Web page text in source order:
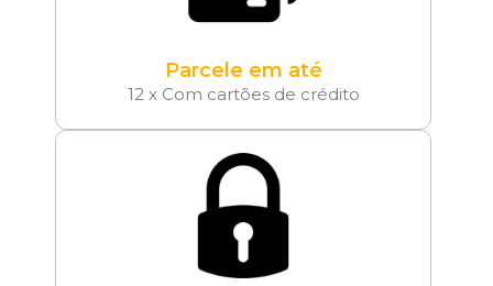
Parcele em até
12 x Com cartões de crédito